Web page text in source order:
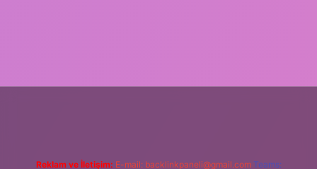
Reklam ve İletişim: E-mail: backlinkpaneli@gmail.com Teams: